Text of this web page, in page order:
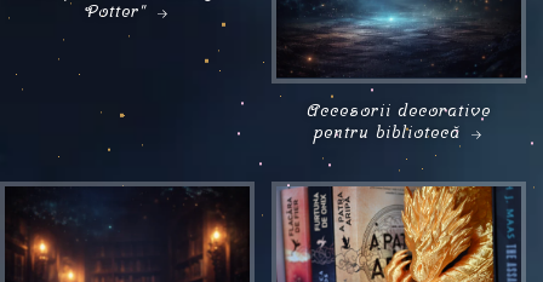
Potter"
Accesorii decorative
pentru bibliotecă